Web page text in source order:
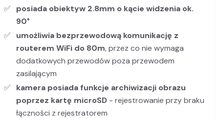
posiada obiektyw 2.8mm o kącie widzenia ok.
90°
umożliwia bezprzewodową komunikację z
routerem WiFi do 80m, przez co nie wymaga
dodatkowych przewodów poza przewodem
zasilającym
kamera posiada funkcje archiwizacji obrazu
poprzez kartę microSD - rejestrowanie przy braku
łączności z rejestratorem